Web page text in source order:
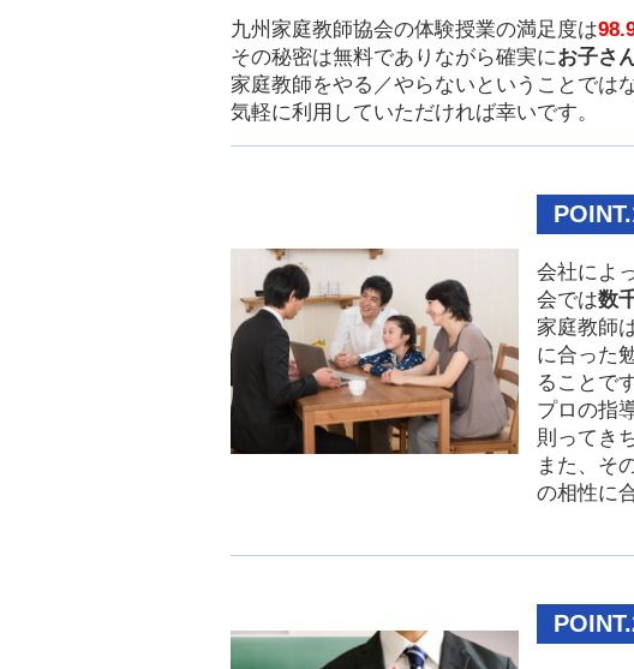
九州家庭教師協会の体験授業の満足度は
その秘密は無料でありながら確実にお子さ
家庭教師をやる／やらないということではな
気軽に利用していただければ幸いです。
会社によ
会では数
家庭教師
に合った
ることです
プロの指
則ってき
また、そ
の相性に